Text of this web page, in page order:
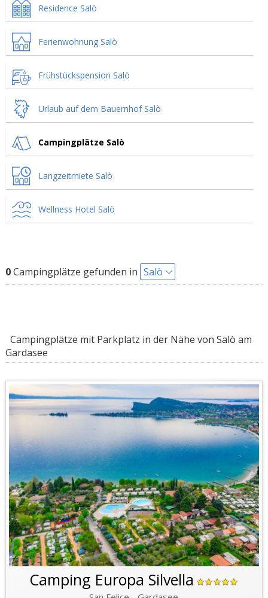
Residence Salò
Ferienwohnung Salò
Frühstückspension Salò
Urlaub auf dem Bauernhof Salò
Campingplätze Salò
Langzeitmiete Salò
Wellness Hotel Salò
0Campingplätze gefunden in Salò
Campingplätze mit Parkplatz in der Nähe von Salò am
Gardasee
Camping Europa Silvella